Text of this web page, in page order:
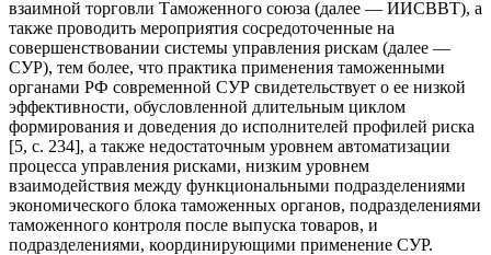
взаимной торговли Таможенного союза (далее — ИИСВВТ), а
также проводить мероприятия сосредоточенные на
совершенствовании системы управления рискам (далее —
СУР), тем более, что практика применения таможенными
органами РФ современной СУР свидетельствует о ее низкой
эффективности, обусловленной длительным циклом
формирования и доведения до исполнителей профилей риска
[5, с. 234], а также недостаточным уровнем автоматизации
процесса управления рисками, низким уровнем
взаимодействия между функциональными подразделениями
экономического блока таможенных органов, подразделениями
таможенного контроля после выпуска товаров, и
подразделениями, координирующими применение СУР.